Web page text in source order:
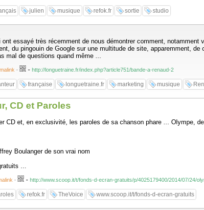
julien musique refok.fr sortie studio
essayé très récemment de nous démontrer comment,
du pingouin de Google sur une multitude de site, apparemment,
mal de questions quand même ...
- - http://longuetraine.fr/index.php?article751/bande-a-renaud-2
française longuetraine.fr marketing musique
CD et Paroles
CD et, en exclusivité, les paroles de sa chanson phare ... Olympe,
Boulanger de son vrai nom
...
- - http://www.scoop.it/t/fonds-d-ecran-gratuits/p/4025179400/2014/07/24/
refok.fr TheVoice www.scoop.it/t/fonds-d-ecran-gratuits